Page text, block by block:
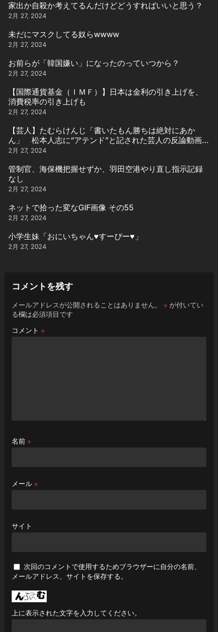
家出か自殺か考えてるんだけどどうすればいいと思う？
2月 27, 2024
未だにマスクしてる奴らwwww
2月 27, 2024
お前らが「韓国嫌い」になったのっていつから？
2月 27, 2024
【国際通貨基金（ＩＭＦ）】日本は金利の引き上げを、
消費税率の引き上げも
2月 27, 2024
【芸人】たむらけんじ「書いたもん勝ちは絶対にあか
ん」 松本人志に“アテンド”と記された芸人の反論動画引
用
2月 27, 2024
管制官、海保機把握せずか、羽田空港やり直し指示記録
なし
2月 27, 2024
ネットで拾った変なGIF画像 その55
2月 27, 2024
小学生妹「おにいちゃん♥️すーぴー♥️」
2月 27, 2024
コメントを残す
メールアドレスが公開されることはありません。 ※が付いてい
る欄は必須項目です
コメント ※
名前 ※
メール ※
サイト
次回のコメントで使用するためブラウザーに自分の名前、
メールアドレス、サイトを保存する。
上に表示された文字を入力してください。